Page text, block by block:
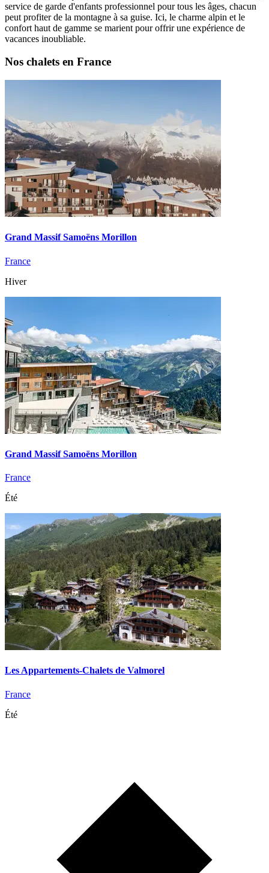
service de garde d'enfants professionnel pour tous les âges, chacun
peut profiter de la montagne à sa guise. Ici, le charme alpin et le
confort haut de gamme se marient pour offrir une expérience de
vacances inoubliable.
Nos chalets en France
Grand Massif Samoëns Morillon
France
Hiver
Grand Massif Samoëns Morillon
France
Été
Les Appartements-Chalets de Valmorel
France
Été